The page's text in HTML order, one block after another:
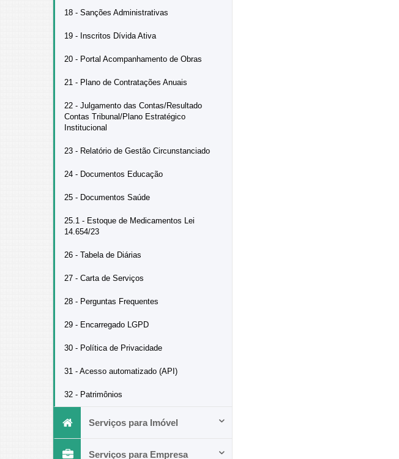
18 - Sanções Administrativas
19 - Inscritos Dívida Ativa
20 - Portal Acompanhamento de Obras
21 - Plano de Contratações Anuais
22 - Julgamento das Contas/Resultado
Contas Tribunal/Plano Estratégico
Institucional
23 - Relatório de Gestão Circunstanciado
24 - Documentos Educação
25 - Documentos Saúde
25.1 - Estoque de Medicamentos Lei
14.654/23
26 - Tabela de Diárias
27 - Carta de Serviços
28 - Perguntas Frequentes
29 - Encarregado LGPD
30 - Política de Privacidade
31 - Acesso automatizado (API)
32 - Patrimônios
Serviços para Imóvel
Serviços para Empresa